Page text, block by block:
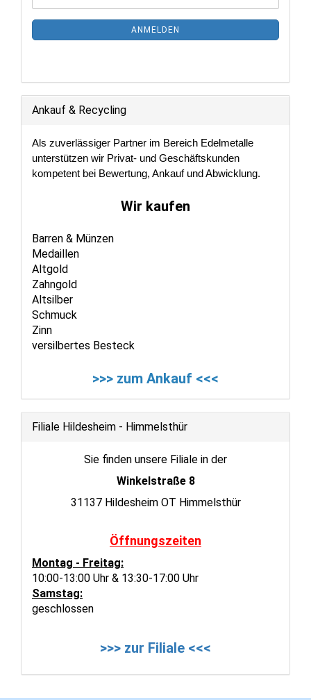
NEWSLETTER-
ANMELDUNG
Mail
ANMELDEN
Ankauf & Recycling
Als zuverlässiger Partner im Bereich Edelmetalle
unterstützen wir Privat- und Geschäftskunden
kompetent bei Bewertung, Ankauf und Abwicklung.
Wir kaufen
Barren & Münzen
Medaillen
Altgold
Zahngold
Altsilber
Schmuck
Zinn
versilbertes Besteck
>>> zum Ankauf <<<
Filiale Hildesheim - Himmelsthür
Sie finden unsere Filiale in der
Winkelstraße 8
31137 Hildesheim OT Himmelsthür
Öffnungszeiten
Montag - Freitag:
10:00-13:00 Uhr & 13:30-17:00 Uhr
Samstag:
geschlossen
>>> zur Filiale <<<